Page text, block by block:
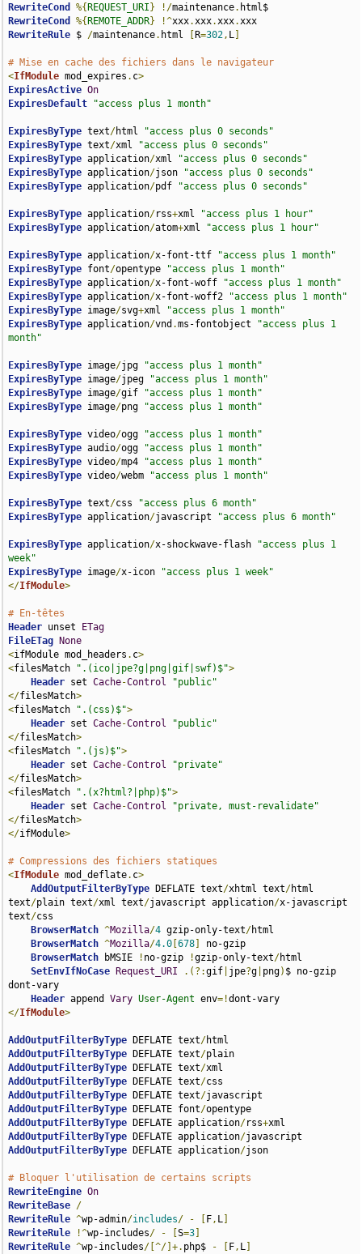
RewriteCond
%{ REQUEST_URI } !/maintenance.
RewriteCond
%{ REMOTE_ADDR} !^xxx.xxx.xxx.
RewriteRule $ /maintenance. html R=302, L
# Mise en cache des fichiers dans le navigateur
<IfModule mod_expires . c>
ExpiresActive On
ExpiresDefault
"access plus 1 month"
ExpiresByType text/html
"access plus 0 seconds"
ExpiresByType text/xml
"access plus 0 seconds"
ExpiresByType application/xml
"access plus 0 seconds"
ExpiresByType application/json
"access plus 0 seconds"
ExpiresByType application/pdf "access plus 0 seconds"
ExpiresByType application/rss+xml
"access plus 1 hour"
ExpiresByType application/atom+xml "access plus 1 hour"
ExpiresByType application/x-font-ttf
"access plus 1 month"
ExpiresByType font/opentype
"access plus 1 month"
ExpiresByType application/x-font-woff
"access plus 1 month"
ExpiresByType application/x-font-woff2
"access plus 1 month"
ExpiresByType image/svg+xml
"access plus 1 month"
ExpiresByType application/vnd .ms-fontobject
"access plus 1
month"
ExpiresByType image/jpg
"access plus 1 month"
ExpiresByType image/jpeg
"access plus 1 month"
ExpiresByType image/gif
"access plus 1 month"
ExpiresByType image/png "access plus 1 month"
ExpiresByType video/ogg
"access plus 1 month"
ExpiresByType audio/ogg
"access plus 1 month"
ExpiresByType video/mp4
"access plus 1 month"
ExpiresByType video/webm "access plus 1 month"
ExpiresByType text/css
"access plus 6 month"
ExpiresByType application/javascript "access plus 6 month"
ExpiresByType application/x-shockwave-flash
"access plus 1
week"
ExpiresByType image/x-icon
"access plus 1 week"
</IfModule>
# En-têtes
Header unset
ETag
FileETag
None
<ifModule mod_headers . c>
<filesMatch ".(ico|jpe?g|png|gif|swf)$">
Header set Cache-Control
"public"
</filesMatch>
<filesMatch ".(css)$">
Header set Cache-Control
"public"
</filesMatch>
<filesMatch ".(js)$">
Header set Cache-Control
"private"
</filesMatch>
<filesMatch ".(x?html?|php)$">
Header set Cache-Control
"private, must-revalidate"
</filesMatch>
</ifModule>
# Compressions des fichiers statiques
<IfModule mod_deflate. c>
AddOutputFilterByType DEFLATE text/xhtml text/html
text/plain text/xml text/javascript application/x-javascript
text/css
BrowserMatch ^Mozilla/4 gzip-only-text/html
BrowserMatch ^Mozilla/4.0 [678
no-gzip
BrowserMatch bMSIE ! no-gzip !gzip-only-text/html
SetEnvIfNoCase
Request_URI .(?:gif jpe?g png) $ no-gzip
dont-vary
Header append Vary User-Agent env=!
</IfModule>
AddOutputFilterByType DEFLATE text/
AddOutputFilterByType DEFLATE text/
AddOutputFilterByType DEFLATE text/
AddOutputFilterByType DEFLATE text/
AddOutputFilterByType DEFLATE text/
AddOutputFilterByType DEFLATE font/
AddOutputFilterByType DEFLATE application/rss+
AddOutputFilterByType DEFLATE application/
AddOutputFilterByType DEFLATE application/json
# Bloquer l'utilisation de certains scripts
RewriteEngine On
RewriteBase /
RewriteRule ^wp-admin/includes/ - F, L
RewriteRule
!^wp-includes/ - [S=3
RewriteRule ^wp-includes/[^/]+. php$ - F, L